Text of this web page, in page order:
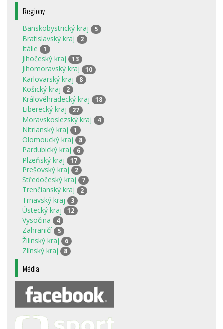
Regiony
Banskobystrický kraj 5
Bratislavský kraj 2
Itálie 1
Jihočeský kraj 13
Jihomoravský kraj 10
Karlovarský kraj 8
Košický kraj 2
Královéhradecký kraj 18
Liberecký kraj 27
Moravskoslezský kraj 4
Nitrianský kraj 1
Olomoucký kraj 8
Pardubický kraj 6
Plzeňský kraj 17
Prešovský kraj 2
Středočeský kraj 7
Trenčianský kraj 2
Trnavský kraj 3
Ústecký kraj 12
Vysočina 4
Zahraničí 5
Žilinský kraj 6
Zlínský kraj 8
Média